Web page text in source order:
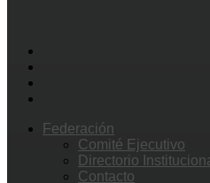
Federación
Comité Ejecutivo
Directorio
Contacto